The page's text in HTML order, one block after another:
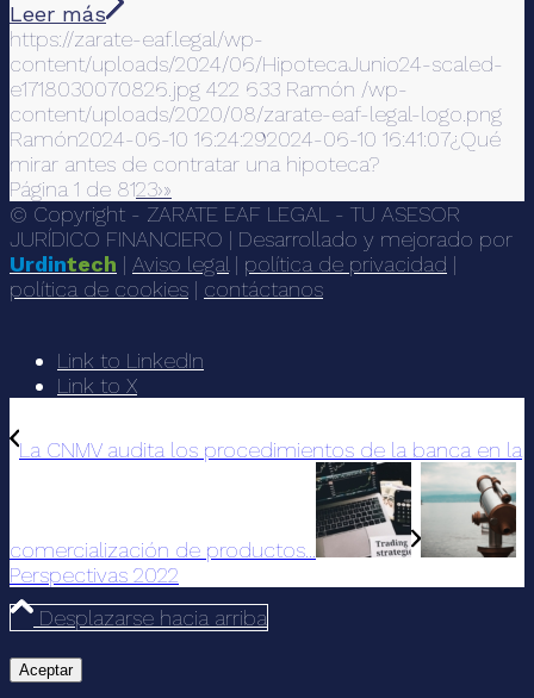
Leer más
https://zarate-eaf.legal/wp-
content/uploads/2024/06/HipotecaJunio24-scaled-
e1718030070826.jpg 422 633 Ramón /wp-
content/uploads/2020/08/zarate-eaf-legal-logo.png
Ramón2024-06-10 16:24:292024-06-10 16:41:07¿Qué
mirar antes de contratar una hipoteca?
Página 1 de 8123›»
© Copyright - ZARATE EAF LEGAL - TU ASESOR
JURÍDICO FINANCIERO | Desarrollado y mejorado por
Urdintech | Aviso legal | política de privacidad |
política de cookies | contáctanos
Link to LinkedIn
Link to X
La CNMV audita los procedimientos de la banca en la
comercialización de productos...
Perspectivas 2022
Desplazarse hacia arriba
Aceptar